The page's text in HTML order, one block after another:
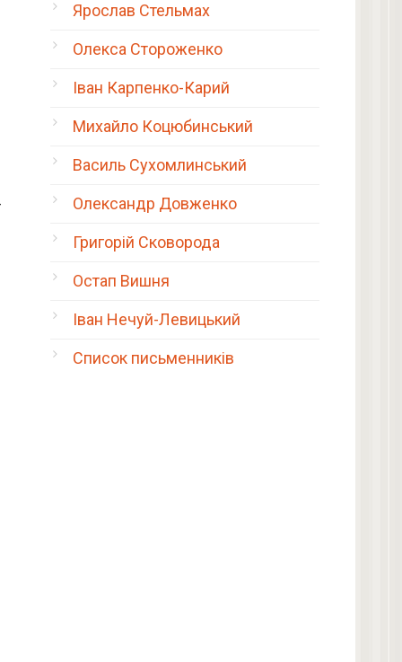
Ярослав Стельмах
Олекса Стороженко
Іван Карпенко-Карий
Михайло Коцюбинський
Василь Сухомлинський
Олександр Довженко
Григорій Сковорода
Остап Вишня
Іван Нечуй-Левицький
Список письменників